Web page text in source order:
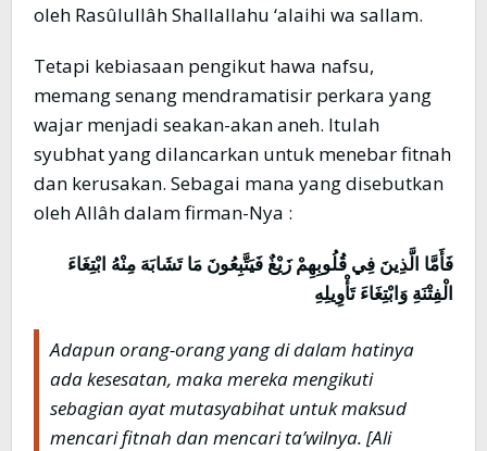
oleh Rasûlullâh Shallallahu ‘alaihi wa sallam.
Tetapi kebiasaan pengikut hawa nafsu,
memang senang mendramatisir perkara yang
wajar menjadi seakan-akan aneh. Itulah
syubhat yang dilancarkan untuk menebar fitnah
dan kerusakan. Sebagai mana yang disebutkan
oleh Allâh dalam firman-Nya :
فَأَمَّا الَّذِينَ فِي قُلُوبِهِمْ زَيْغٌ فَيَتَّبِعُونَ مَا تَشَابَهَ مِنْهُ ابْتِغَاءَ
الْفِتْنَةِ وَابْتِغَاءَ تَأْوِيلِهِ
Adapun orang-orang yang di dalam hatinya
ada kesesatan, maka mereka mengikuti
sebagian ayat mutasyabihat untuk maksud
mencari fitnah dan mencari ta’wilnya. [Ali